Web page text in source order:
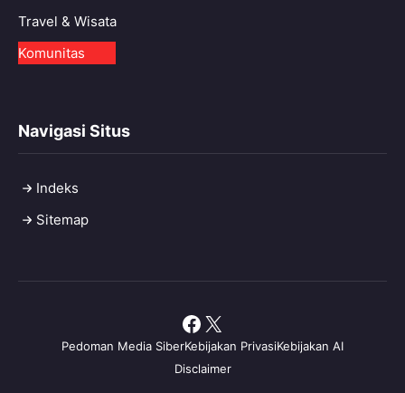
Travel & Wisata
Komunitas
Navigasi Situs
Indeks
Sitemap
Pedoman Media SiberKebijakan PrivasiKebijakan AI
Disclaimer
Facebook
X